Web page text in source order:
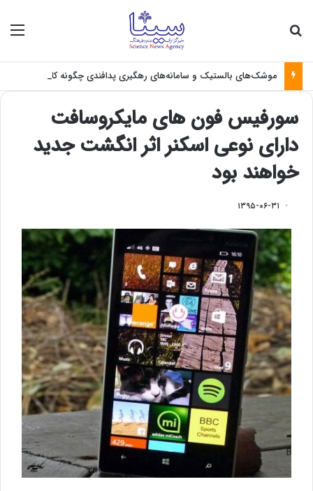
سورفیس فون های مایکروسافت
دارای نوعی اسکنر اثر انگشت جدید
خواهند بود
۱۳۹۵-۰۶-۳۱